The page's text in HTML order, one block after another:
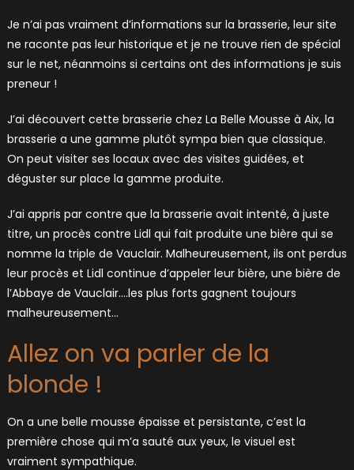
Je n’ai pas vraiment d’informations sur la brasserie, leur site
ne raconte pas leur historique et je ne trouve rien de spécial
sur le net, néanmoins si certains ont des informations je suis
preneur !
J’ai découvert cette brasserie chez La Belle Mousse à Aix, la
brasserie a une gamme plutôt sympa bien que classique.
On peut visiter ses locaux avec des visites guidées, et
déguster sur place la gamme produite.
J’ai appris par contre que la brasserie avait intenté, à juste
titre, un procès contre Lidl qui fait produite une bière qui se
nomme la triple de Vauclair. Malheureusement, ils ont perdus
leur procès et Lidl continue d’appeler leur bière, une bière de
l’Abbaye de Vauclair….les plus forts gagnent toujours
malheureusement…
Allez on va parler de la
blonde !
On a une belle mousse épaisse et persistante, c’est la
première chose qui m’a sauté aux yeux, le visuel est
vraiment sympathique.